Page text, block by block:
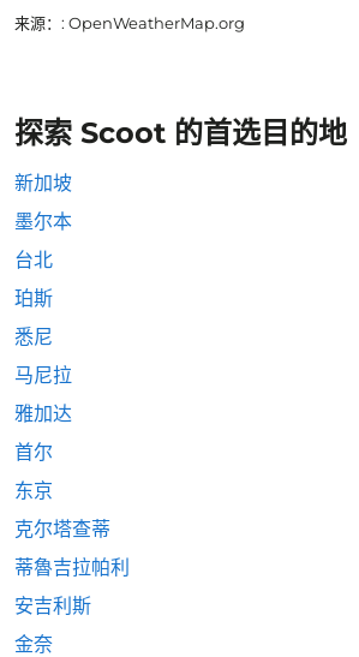
来源： : OpenWeatherMap.org
探索 Scoot 的首选目的地
新加坡
墨尔本
台北
珀斯
悉尼
马尼拉
雅加达
首尔
东京
克尔塔查蒂
蒂魯吉拉帕利
安吉利斯
金奈